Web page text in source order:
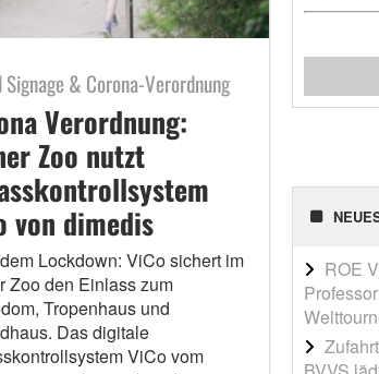
& Corona-Verordnung
Verordnung:
Zoo nutzt
von dimedis
Lockdown: ViCo sichert im
Zoo den Einlass zum
Tropenhaus und
Das digitale
ViCo vom
ROE